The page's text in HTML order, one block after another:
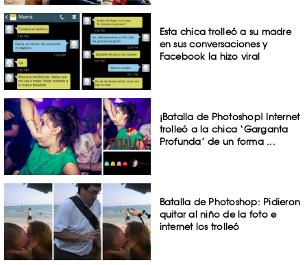
Esta chica trolleó a su madre
en sus conversaciones y
Facebook la hizo viral
¡Batalla de Photoshop! Internet
trolleó a la chica ‘Garganta
Profunda’ de un forma ...
Batalla de Photoshop: Pidieron
quitar al niño de la foto e
internet los trolleó